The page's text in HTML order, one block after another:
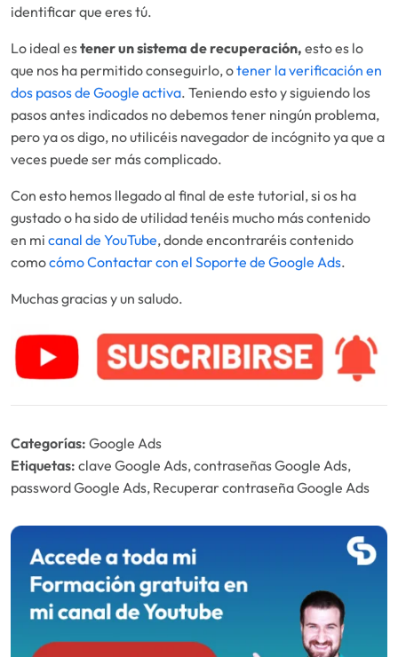
identificar que eres tú.
Lo ideal estener un sistema de recuperación, esto es lo
que nos ha permitido conseguirlo, otener la verificación en
dos pasos de Google activa. Teniendo esto y siguiendo los
pasos antes indicados no debemos tener ningún problema,
pero ya os digo, no utilicéis navegador de incógnito ya que a
veces puede ser más complicado.
Con esto hemos llegado al final de este tutorial, si os ha
gustado o ha sido de utilidad tenéis mucho más contenido
en mi canal de YouTube, donde encontraréis contenido
comocómo Contactar con el Soporte de Google Ads.
Muchas gracias y un saludo.
Categorías: Google Ads
Etiquetas: clave Google Ads, contraseñas Google Ads,
password Google Ads, Recuperar contraseña Google Ads